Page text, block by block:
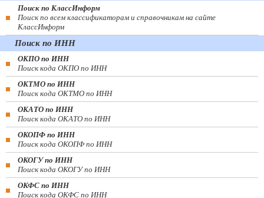
Поиск по КлассИнформ
Поиск по всем классификаторам и справочникам на сайте
КлассИнформ
Поиск по ИНН
ОКПО по ИНН
Поиск кода ОКПО по ИНН
ОКТМО по ИНН
Поиск кода ОКТМО по ИНН
ОКАТО по ИНН
Поиск кода ОКАТО по ИНН
ОКОПФ по ИНН
Поиск кода ОКОПФ по ИНН
ОКОГУ по ИНН
Поиск кода ОКОГУ по ИНН
ОКФС по ИНН
Поиск кода ОКФС по ИНН